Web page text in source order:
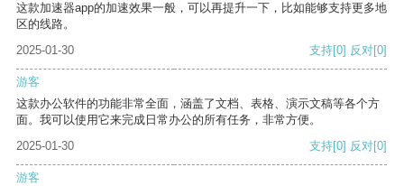
这款加速器app的加速效果一般，可以再提升一下，比如能够支持更多地
区的线路。
2025-01-30
支持[0] 反对[0]
游客
这款办公软件的功能非常全面，涵盖了文档、表格、演示文稿等各个方
面。我可以使用它来完成日常办公的所有任务，非常方便。
2025-01-30
支持[0] 反对[0]
游客